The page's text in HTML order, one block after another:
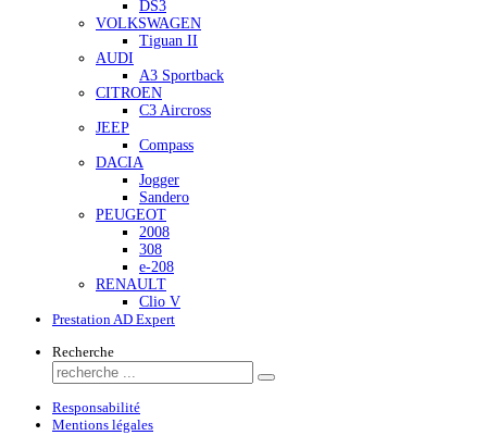
DS3
VOLKSWAGEN
Tiguan II
AUDI
A3 Sportback
CITROEN
C3 Aircross
JEEP
Compass
DACIA
Jogger
Sandero
PEUGEOT
2008
308
e-208
RENAULT
Clio V
Prestation AD Expert
Recherche
Responsabilité
Mentions légales